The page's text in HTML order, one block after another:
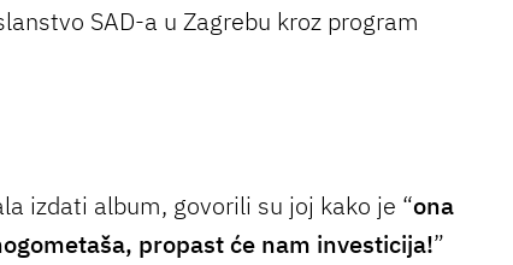
SAD-a u Zagrebu kroz program
izdati album, govorili su joj kako je “ona
propast će nam investicija!”